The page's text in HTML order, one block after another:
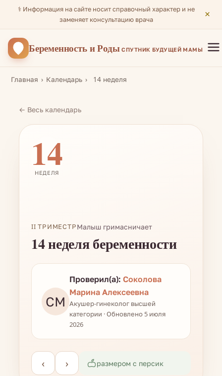
⚕️ Информация на сайте носит справочный характер и не
заменяет консультацию врача
×
Беременностьи Роды СПУТНИК БУДУЩЕЙ МАМЫ
Главная Календарь 14 неделя
← Весь календарь
14
НЕДЕЛЯ
II ТРИМЕСТРМалыш гримасничает
14 неделя беременности
СМ
Проверил(а): Соколова
Марина Алексеевна
Акушер-гинеколог высшей
категории · Обновлено 5 июля
2026
‹ › размером с персик